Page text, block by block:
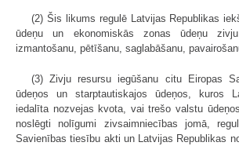
(2) Šis likums regulē Latvijas Republikas
ūdeņu un ekonomiskās zonas ūdeņu
izmantošanu, pētīšanu, saglabāšanu,
(3) Zivju resursu iegūšanu citu Eiropas
ūdeņos un starptautiskajos ūdeņos, kuros
iedalīta nozvejas kvota, vai trešo valstu
noslēgti nolīgumi zivsaimniecības jomā,
Savienības tiesību akti un Latvijas Republikas